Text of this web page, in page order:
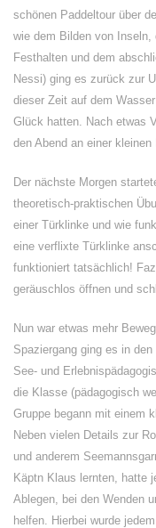
schönen Paddeltour über
wie dem Bilden von
Festhalten und dem
Nessi) ging es zurück zur
dieser Zeit auf dem
Glück hatten. Nach etwas
den Abend an einer
Der nächste Morgen
theoretisch-praktischen
einer Türklinke und wie
eine verflixte Türklinke
funktioniert tatsächlich!
geräuschlos öffnen und
Nun war etwas mehr
Spaziergang ging es in
See- und
die Klasse (pädagogisch
Gruppe begann mit einem
Neben vielen Details zur
und anderem
Käptn Klaus lernten, hatte
Ablegen, bei den Wenden
helfen. Hierbei wurde